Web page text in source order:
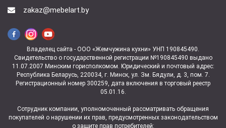
zakaz@mebelart.by
Владелец сайта - ООО «Жемчужина кухни» УНП 190845490.
Свидетельство о государственной регистрации №190845490 выдано
11.07.2007 Минским горисполкомом. Юридический и почтовый адрес:
Республика Беларусь, 220034, г. Минск, ул. Зм. Бядули, д. 3, пом. 7.
Регистрационный номер 300259, дата включения в торговый реестр
05.01.16.
Сотрудник компании, уполномоченный рассматривать обращения
покупателей о нарушении их прав, предусмотренных законодательством
о защите прав потребителей: